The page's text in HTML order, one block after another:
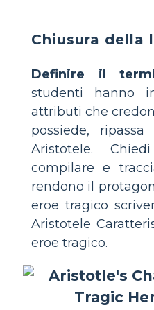
Chiusura della
Definire il
studenti hanno
attributi che
possiede,
Aristotele.
compilare e
rendono il
eroe tragico
Aristotele
eroe tragico.